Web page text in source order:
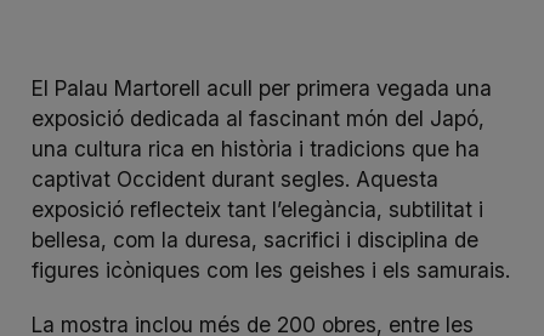
El Palau Martorell acull per primera vegada una
exposició dedicada al fascinant món del Japó,
una cultura rica en història i tradicions que ha
captivat Occident durant segles. Aquesta
exposició reflecteix tant l’elegància, subtilitat i
bellesa, com la duresa, sacrifici i disciplina de
figures icòniques com les geishes i els samurais.
La mostra inclou més de 200 obres, entre les